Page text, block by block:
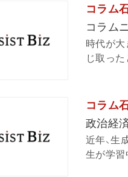
コラム
コラム
時代が
じ取った
コラム
政治経
近年、生
生が学習